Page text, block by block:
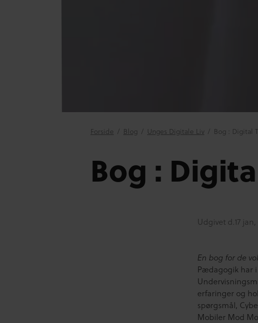
Forside / Blog / Unges Digitale Liv / Bog : Digital
Bog :
Udgivet d. 17 jan,
En bog for de
Pædagogik har i
erfaringer og
spørgsmål,
Mobiler Mod